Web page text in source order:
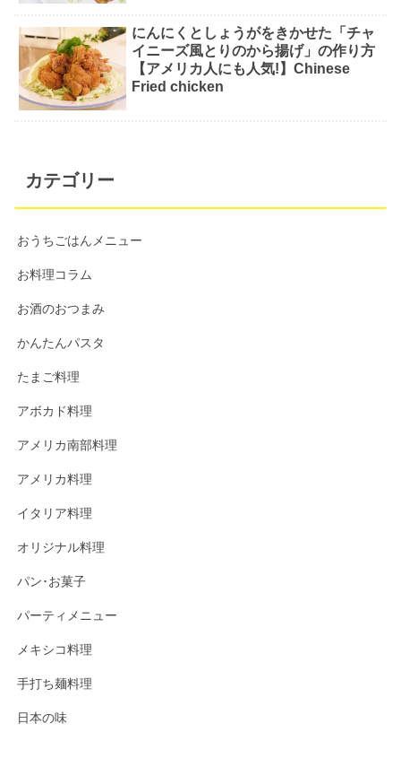
にんにくとしょうがをきかせた「チャ
イニーズ風とりのから揚げ」の作り方
【アメリカ人にも人気!】Chinese
Fried chicken
カテゴリー
おうちごはんメニュー
お料理コラム
お酒のおつまみ
かんたんパスタ
たまご料理
アボカド料理
アメリカ南部料理
アメリカ料理
イタリア料理
オリジナル料理
パン･お菓子
パーティメニュー
メキシコ料理
手打ち麺料理
日本の味